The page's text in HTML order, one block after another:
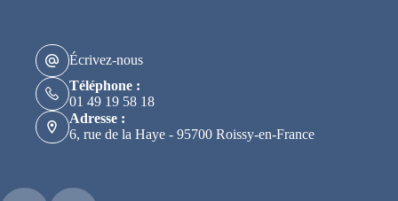
Écrivez-nous
Téléphone :
01 49 19 58 18
Adresse :
6, rue de la Haye - 95700 Roissy-en-France